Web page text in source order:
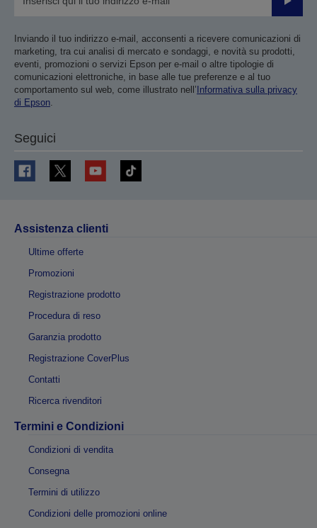
Invia
Inviando il tuo indirizzo e-mail, acconsenti a ricevere comunicazioni di
marketing, tra cui analisi di mercato e sondaggi, e novità su prodotti,
eventi, promozioni o servizi Epson per e-mail o altre tipologie di
comunicazioni elettroniche, in base alle tue preferenze e al tuo
comportamento sul web, come illustrato nell’Informativa sulla privacy
di Epson
Seguici
Assistenza clienti
Ultime offerte
Promozioni
Registrazione prodotto
Procedura di reso
Garanzia prodotto
Registrazione CoverPlus
Contatti
Ricerca rivenditori
Termini e Condizioni
Condizioni di vendita
Consegna
Termini di utilizzo
Condizioni delle promozioni online